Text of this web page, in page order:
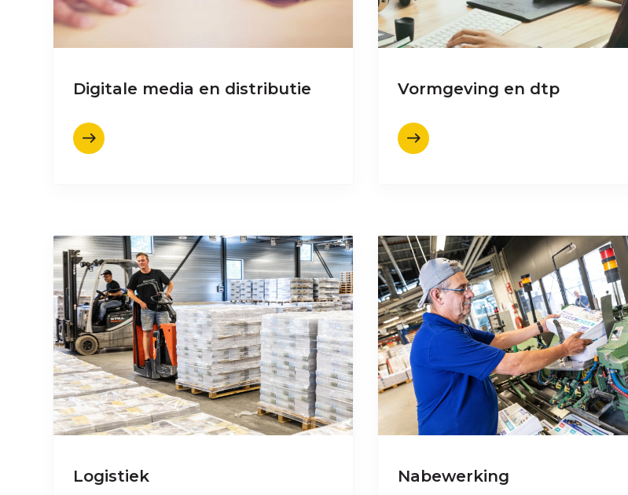
Digitale media en distributie Vormgeving en dtp
Logistiek Nabewerking